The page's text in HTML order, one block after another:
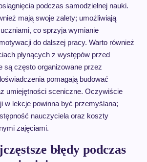
podczas samodzielnej nauki.
mają swoje zalety; umożliwiają
co sprzyja wymianie
do dalszej pracy. Warto również
płynących z występów przed
są często organizowane przez
pomagają budować
umiejętności sceniczne. Oczywiście
w lekcje powinna być przemyślana;
nauczyciela oraz koszty
zajęciami.
błędy podczas